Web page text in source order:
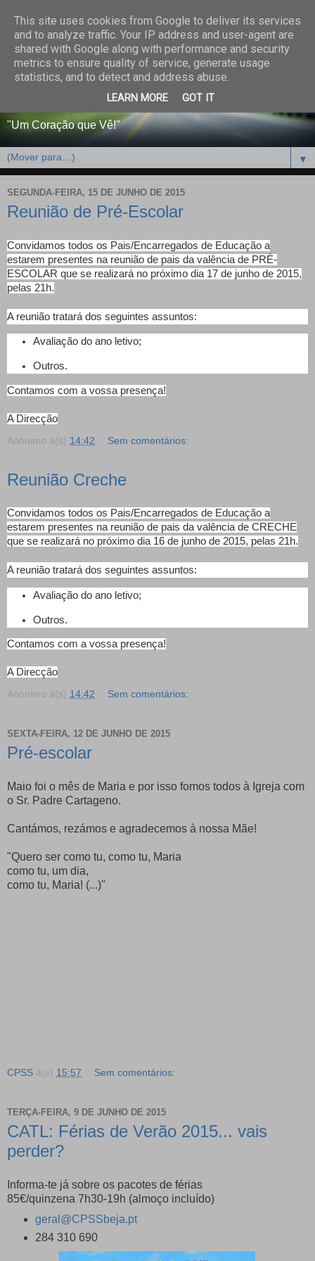
CENTRO PAROQUIAL E
SOCIAL DO SALVADOR
DE BEJA
"Um Coração que Vê!"
▼
SEGUNDA-FEIRA, 15 DE JUNHO DE 2015
Reunião de Pré-Escolar
Convidamos todos os Pais/Encarregados de Educação a
estarem presentes na reunião de pais da valência de PRÉ-
ESCOLAR que se realizará no próximo dia 17 de junho de 2015,
pelas 21h.
A reunião tratará dos seguintes assuntos:
Avaliação do ano letivo;
Outros.
Contamos com a vossa presença!
A Direcção
Anónimo à(s) 14:42 Sem comentários:
Reunião Creche
Convidamos todos os Pais/Encarregados de Educação a
estarem presentes na reunião de pais da valência de CRECHE
que se realizará no próximo dia 16 de junho de 2015, pelas 21h.
A reunião tratará dos seguintes assuntos:
Avaliação do ano letivo;
Outros.
Contamos com a vossa presença!
A Direcção
Anónimo à(s) 14:42 Sem comentários:
SEXTA-FEIRA, 12 DE JUNHO DE 2015
Pré-escolar
Maio foi o mês de Maria e por isso fomos todos à Igreja com
o Sr. Padre Cartageno.
Cantámos, rezámos e agradecemos à nossa Mãe!
"Quero ser como tu, como tu, Maria
como tu, um dia,
como tu, Maria! (...)"
CPSS à(s) 15:57 Sem comentários:
TERÇA-FEIRA, 9 DE JUNHO DE 2015
CATL: Férias de Verão 2015... vais
perder?
Informa-te já sobre os pacotes de férias
85€/quinzena 7h30-19h (almoço incluído)
geral@CPSSbeja.pt
284 310 690
This site uses cookies from Google to deliver its services
and to analyze traffic. Your IP address and user-agent are
shared with Google along with performance and security
metrics to ensure quality of service, generate usage
statistics, and to detect and address abuse.
LEARN MORE GOT IT